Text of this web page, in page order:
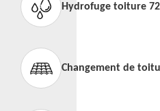
Hydrofuge toiture 72
Changement de